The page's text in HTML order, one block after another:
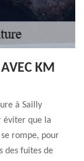
KM
à Sailly
éviter que la
rompe, pour
des fuites de